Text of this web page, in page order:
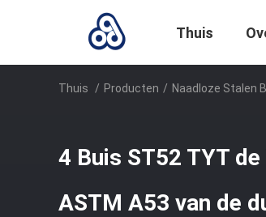
Thuis
Thuis / Producten / Naadloze Stalen
4 Buis ST52 TYT
ASTM A53 van de